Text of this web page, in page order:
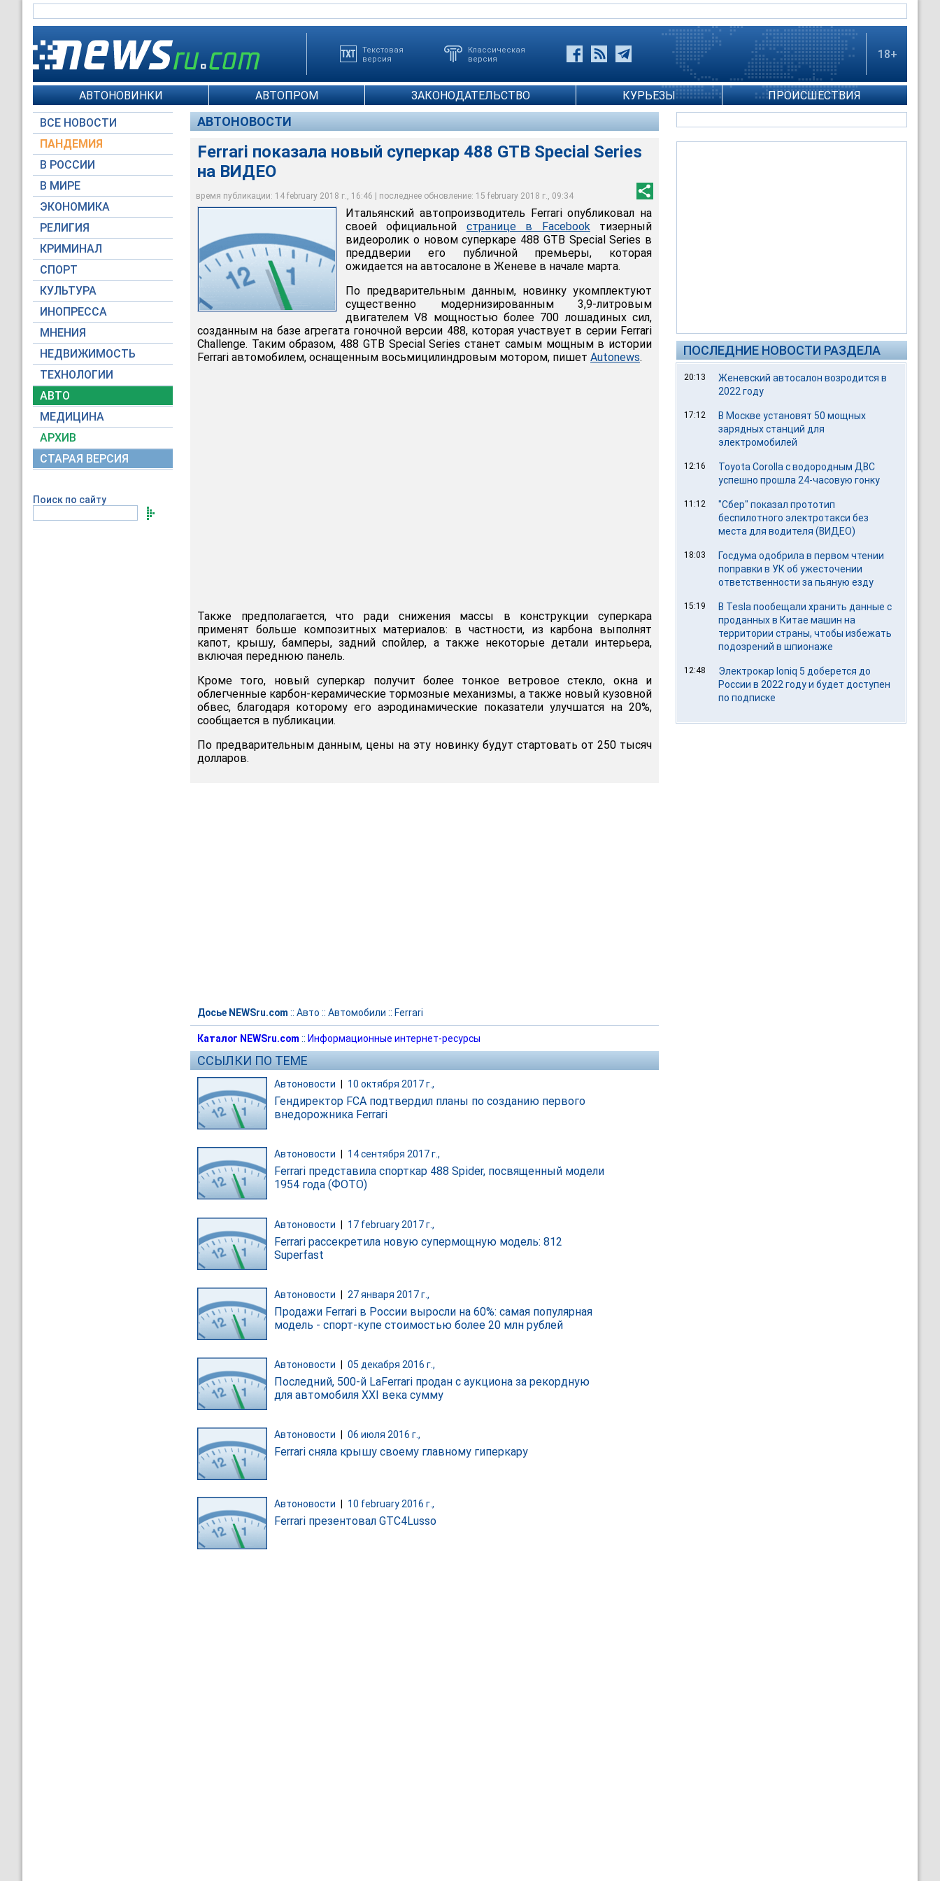
Текстовая
версия
Классическая
версия
18+
АВТОНОВИНКИ АВТОПРОМ ЗАКОНОДАТЕЛЬСТВО КУРЬЕЗЫ ПРОИСШЕСТВИЯ
ВСЕ НОВОСТИ
ПАНДЕМИЯ
В РОССИИ
В МИРЕ
ЭКОНОМИКА
РЕЛИГИЯ
КРИМИНАЛ
СПОРТ
КУЛЬТУРА
ИНОПРЕССА
МНЕНИЯ
НЕДВИЖИМОСТЬ
ТЕХНОЛОГИИ
АВТО
МЕДИЦИНА
АРХИВ
СТАРАЯ ВЕРСИЯ
Поиск по сайту
АВТОНОВОСТИ
Ferrari показала новый суперкар 488 GTB Special Series
на ВИДЕО
время публикации: 14 february 2018 г., 16:46 | последнее обновление: 15 february 2018 г., 09:34
Ferrari / Facebook
Итальянский автопроизводитель Ferrari опубликовал на
своей официальной странице в Facebookтизерный
видеоролик о новом суперкаре 488 GTB Special Series в
преддверии его публичной премьеры, которая
ожидается на автосалоне в Женеве в начале марта.
По предварительным данным, новинку укомплектуют
существенно модернизированным 3,9-литровым
двигателем V8 мощностью более 700 лошадиных сил,
созданным на базе агрегата гоночной версии 488, которая участвует в серии Ferrari
Challenge. Таким образом, 488 GTB Special Series станет самым мощным в истории
Ferrari автомобилем, оснащенным восьмицилиндровым мотором, пишет Autonews.
Также предполагается, что ради снижения массы в конструкции суперкара
применят больше композитных материалов: в частности, из карбона выполнят
капот, крышу, бамперы, задний спойлер, а также некоторые детали интерьера,
включая переднюю панель.
Кроме того, новый суперкар получит более тонкое ветровое стекло, окна и
облегченные карбон-керамические тормозные механизмы, а также новый кузовной
обвес, благодаря которому его аэродинамические показатели улучшатся на 20%,
сообщается в публикации.
По предварительным данным, цены на эту новинку будут стартовать от 250 тысяч
долларов.
Досье NEWSru.com :: Авто :: Автомобили :: Ferrari
Каталог NEWSru.com :: Информационные интернет-ресурсы
ССЫЛКИ ПО ТЕМЕ
Автоновости 10 октября 2017 г.,
Гендиректор FCA подтвердил планы по созданию первого
внедорожника Ferrari
Автоновости 14 сентября 2017 г.,
Ferrari представила спорткар 488 Spider, посвященный модели
1954 года (ФОТО)
Автоновости | 17 february 2017 г.,
Ferrari рассекретила новую супермощную модель: 812
Superfast
Автоновости 27 января 2017 г.,
Продажи Ferrari в России выросли на 60%: самая популярная
модель - спорт-купе стоимостью более 20 млн рублей
Автоновости 05 декабря 2016 г.,
Последний, 500-й LaFerrari продан с аукциона за рекордную
для автомобиля XXI века сумму
Автоновости 06 июля 2016 г.,
Ferrari сняла крышу своему главному гиперкару
Автоновости 10 february 2016 г.,
Ferrari презентовал GTC4Lusso
ПОСЛЕДНИЕ НОВОСТИ РАЗДЕЛА
20:13
Женевский автосалон возродится в
2022 году
17:12
В Москве установят 50 мощных
зарядных станций для
электромобилей
12:16
Toyota Corolla с водородным ДВС
успешно прошла 24-часовую гонку
11:12
"Сбер" показал прототип
беспилотного электротакси без
места для водителя (ВИДЕО)
18:03
Госдума одобрила в первом чтении
поправки в УК об ужесточении
ответственности за пьяную езду
15:19
В Tesla пообещали хранить данные с
проданных в Китае машин на
территории страны, чтобы избежать
подозрений в шпионаже
12:48
Электрокар Ioniq 5 доберется до
России в 2022 году и будет доступен
по подписке